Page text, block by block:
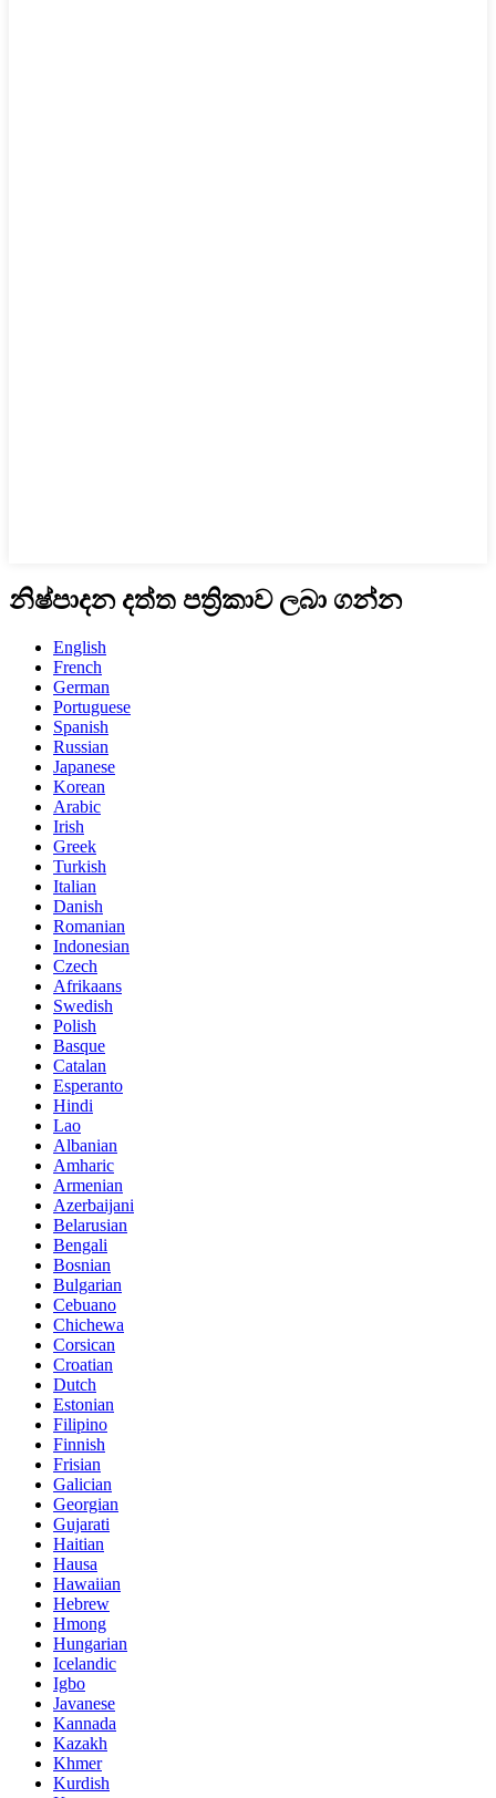
නිෂ්පාදන දත්ත පත්‍රිකාව ලබා ගන්න
English
French
German
Portuguese
Spanish
Russian
Japanese
Korean
Arabic
Irish
Greek
Turkish
Italian
Danish
Romanian
Indonesian
Czech
Afrikaans
Swedish
Polish
Basque
Catalan
Esperanto
Hindi
Lao
Albanian
Amharic
Armenian
Azerbaijani
Belarusian
Bengali
Bosnian
Bulgarian
Cebuano
Chichewa
Corsican
Croatian
Dutch
Estonian
Filipino
Finnish
Frisian
Galician
Georgian
Gujarati
Haitian
Hausa
Hawaiian
Hebrew
Hmong
Hungarian
Icelandic
Igbo
Javanese
Kannada
Kazakh
Khmer
Kurdish